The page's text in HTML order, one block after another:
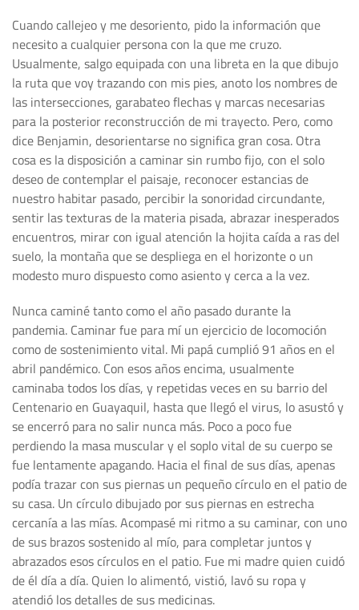
Cuando callejeo y me desoriento, pido la información que
necesito a cualquier persona con la que me cruzo.
Usualmente, salgo equipada con una libreta en la que dibujo
la ruta que voy trazando con mis pies, anoto los nombres de
las intersecciones, garabateo flechas y marcas necesarias
para la posterior reconstrucción de mi trayecto. Pero, como
dice Benjamin, desorientarse no significa gran cosa. Otra
cosa es la disposición a caminar sin rumbo fijo, con el solo
deseo de contemplar el paisaje, reconocer estancias de
nuestro habitar pasado, percibir la sonoridad circundante,
sentir las texturas de la materia pisada, abrazar inesperados
encuentros, mirar con igual atención la hojita caída a ras del
suelo, la montaña que se despliega en el horizonte o un
modesto muro dispuesto como asiento y cerca a la vez.
Nunca caminé tanto como el año pasado durante la
pandemia. Caminar fue para mí un ejercicio de locomoción
como de sostenimiento vital. Mi papá cumplió 91 años en el
abril pandémico. Con esos años encima, usualmente
caminaba todos los días, y repetidas veces en su barrio del
Centenario en Guayaquil, hasta que llegó el virus, lo asustó y
se encerró para no salir nunca más. Poco a poco fue
perdiendo la masa muscular y el soplo vital de su cuerpo se
fue lentamente apagando. Hacia el final de sus días, apenas
podía trazar con sus piernas un pequeño círculo en el patio de
su casa. Un círculo dibujado por sus piernas en estrecha
cercanía a las mías. Acompasé mi ritmo a su caminar, con uno
de sus brazos sostenido al mío, para completar juntos y
abrazados esos círculos en el patio. Fue mi madre quien cuidó
de él día a día. Quien lo alimentó, vistió, lavó su ropa y
atendió los detalles de sus medicinas.